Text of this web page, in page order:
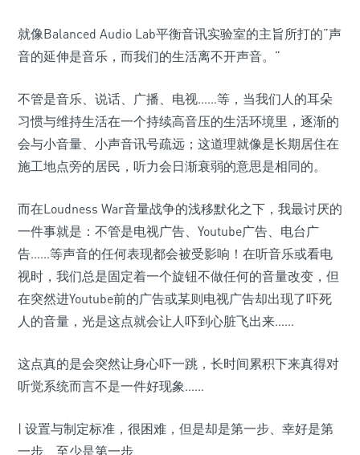
就像Balanced Audio Lab平衡音讯实验室的主旨所打的”声
音的延伸是音乐，而我们的生活离不开声音。”
不管是音乐、说话、广播、电视……等，当我们人的耳朵
习惯与维持生活在一个持续高音压的生活环境里，逐渐的
会与小音量、小声音讯号疏远；这道理就像是长期居住在
施工地点旁的居民，听力会日渐衰弱的意思是相同的。
而在Loudness War音量战争的浅移默化之下，我最讨厌的
一件事就是：不管是电视广告、Youtube广告、电台广
告……等声音的任何表现都会被受影响！在听音乐或看电
视时，我们总是固定着一个旋钮不做任何的音量改变，但
在突然进Youtube前的广告或某则电视广告却出现了吓死
人的音量，光是这点就会让人吓到心脏飞出来……
这点真的是会突然让身心吓一跳，长时间累积下来真得对
听觉系统而言不是一件好现象……
| 设置与制定标准，很困难，但是却是第一步、幸好是第
一步、至少是第一步